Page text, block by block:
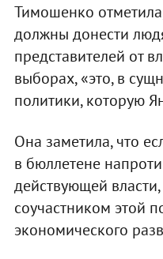
Тимошенко
должны донести
представителей от
выборах, «это, в
политики, которую
Она заметила, что
в бюллетене
действующей
соучастником этой
экономического